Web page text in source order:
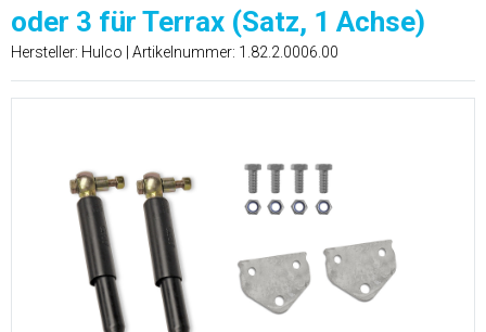
oder 3 für Terrax (Satz, 1 Achse)
Hersteller: Hulco | Artikelnummer: 1.82.2.0006.00